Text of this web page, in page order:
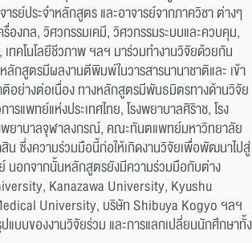
รย์ประจำหลักสูตร และอาจารย์จากภาควิชา ต่างๆ
รื่องกล, วิศวกรรมเคมี, วิศวกรรมระบบและควบคุม,
ทคโนโลยีชีวภาพ ฯลฯ มาร่วมทำงานวิจัยด้วยกัน
ลักสูตรมีผลงานตีพิมพ์ในวารสารนานาชาติและ เข้า
ติอย่างต่อเนื่อง ทางหลักสูตรมีพันธมิตรทางด้านวิจัย
ารแพทย์แห่งประเทศไทย, โรงพยาบาลศิริาช, โรง
พยาบาลจุฬาลงกรณ์, คณะทันตแพทย์มหาวิทยาลัย
น ซึ่งความร่วมมือนี้ก่อให้เกิดงานวิจัยเพื่อพัฒนาไปสู่
นอกจากนั้นหลักสูตรยังมีความร่วมมือกับต่าง
Kanazawa University, Kyushu
University, บริษัท Shibuya Kogyo ฯลฯ
แบบของงานวิจัยร่วม และการแลกเปลี่ยนนักศึกษาทั้ง